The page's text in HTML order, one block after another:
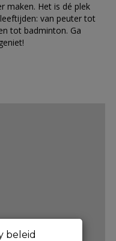
maken. Het is dé plek
van peuter tot
tot badminton. Ga
beleid